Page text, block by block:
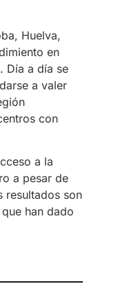
Huelva,
en
Día a día se
a valer
con
a la
a pesar de
resultados son
han dado